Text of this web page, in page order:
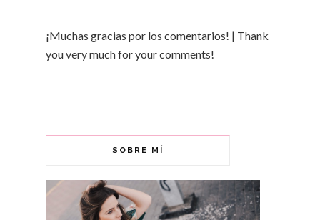
¡Muchas gracias por los comentarios! | Thank
you very much for your comments!
SOBRE MÍ